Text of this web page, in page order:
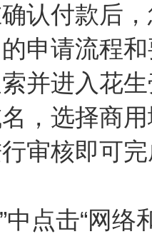
认付款后
申请流程
并进入花
，选择商
审核即可
中点击“网